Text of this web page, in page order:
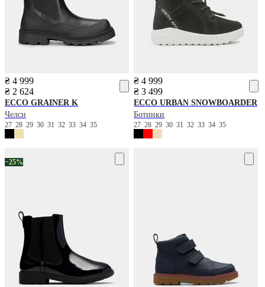
₴ 4 999
₴ 2 624
ECCO GRAINER K
Челси
27 28 29 30 31 32 33 34 35
₴ 4 999
₴ 3 499
ECCO URBAN SNOWBOARDER
Ботинки
272829303132333435
−25%